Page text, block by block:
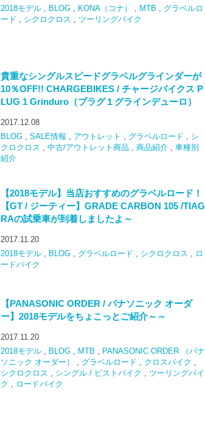
2018モデル, BLOG, KONA（コナ） , MTB , グラベルロ
ード , シクロクロス , ツーリングバイク
貴重なシングルスピードグラベルグラインダーが
10％OFF!! CHARGEBIKES / チャージバイクス P
LUG 1 Grinduro（プラグ１グラインデューロ）
2017.12.08
BLOG, SALE情報 アウトレット グラベルロード
シ
クロクロス
中古/アウトレット商品 商品紹介, 車種別
紹介
【2018モデル】当店おすすめのグラベルロード！
【GT / ジーティー】GRADE CARBON 105 /TIAG
RAの試乗車が到着しましたよ～
2017.11.20
2018モデル, BLOG, グラベルロード , シクロクロス , ロ
ードバイク
【PANASONIC ORDER / パナソニック オーダ
ー】2018モデルをちょこっとご紹介～～
2017.11.20
2018モデル, BLOG, MTB
PANASONIC ORDER （パナ
ソニック オーダー）
グラベルロード クロスバイク
シクロクロス
シングル / ピストバイク
ツーリングバイ
ク
ロードバイク